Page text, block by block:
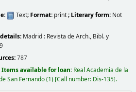
Text; Format: print; Literary form: Not
Madrid : Revista de Arch., Bibl. y
787
Items available for loan: Real Academia de la
San Fernando(1) Call number: Dis-135 .